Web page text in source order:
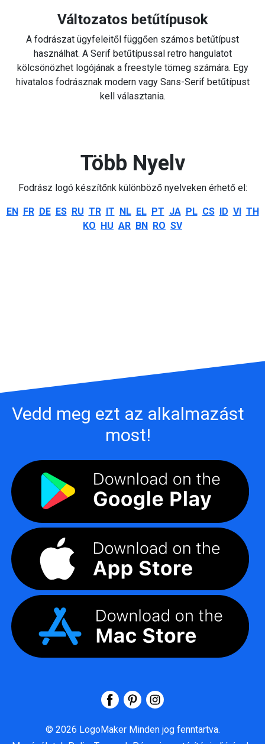
Változatos betűtípusok
A fodrászat ügyfeleitől függően számos betűtípust
használhat. A Serif betűtípussal retro hangulatot
kölcsönözhet logójának a freestyle tömeg számára. Egy
hivatalos fodrásznak modern vagy Sans-Serif betűtípust
kell választania.
Több Nyelv
Fodrász logó készítőnk különböző nyelveken érhető el:
EN FR DE ES RU TR IT NL EL PT JA PL CS ID VI TH
KO HU AR BN RO SV
Vedd meg ezt az alkalmazást
most!
© 2026 LogoMaker Minden jog fenntartva.